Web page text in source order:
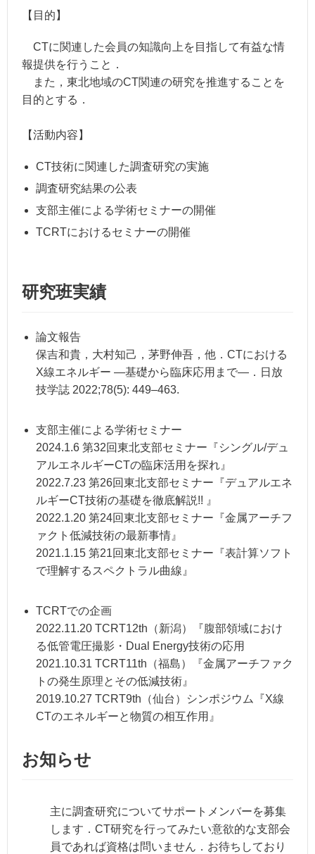
【目的】
CTに関連した会員の知識向上を目指して有益な情
報提供を行うこと．
また，東北地域のCT関連の研究を推進することを
目的とする．
【活動内容】
CT技術に関連した調査研究の実施
調査研究結果の公表
支部主催による学術セミナーの開催
TCRTにおけるセミナーの開催
研究班実績
論文報告
保吉和貴，大村知己，茅野伸吾，他．CTにおける
X線エネルギー —基礎から臨床応用まで—．日放
技学誌 2022;78(5): 449–463.
支部主催による学術セミナー
2024.1.6 第32回東北支部セミナー『シングル/デュ
アルエネルギーCTの臨床活用を探れ』
2022.7.23 第26回東北支部セミナー『デュアルエネ
ルギーCT技術の基礎を徹底解説!! 』
2022.1.20 第24回東北支部セミナー『金属アーチフ
ァクト低減技術の最新事情』
2021.1.15 第21回東北支部セミナー『表計算ソフト
で理解するスペクトラル曲線』
TCRTでの企画
2022.11.20 TCRT12th（新潟）『腹部領域におけ
る低管電圧撮影・Dual Energy技術の応用
2021.10.31 TCRT11th（福島）『金属アーチファク
トの発生原理とその低減技術』
2019.10.27 TCRT9th（仙台）シンポジウム『X線
CTのエネルギーと物質の相互作用』
お知らせ
主に調査研究についてサポートメンバーを募集
します．CT研究を行ってみたい意欲的な支部会
員であれば資格は問いません．お待ちしており